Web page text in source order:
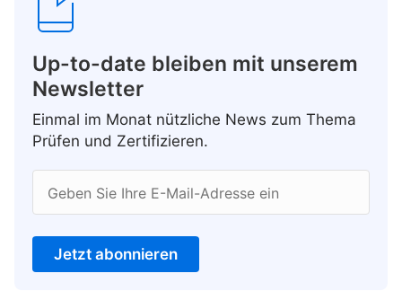
Up-to-date bleiben mit unserem
Newsletter
Einmal im Monat nützliche News zum Thema
Prüfen und Zertifizieren.
Geben Sie Ihre E-Mail-Adresse ein
Jetzt abonnieren